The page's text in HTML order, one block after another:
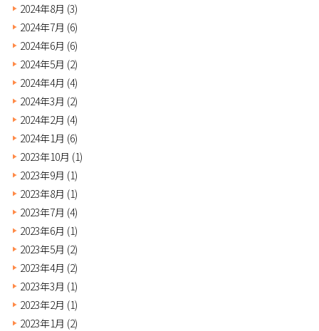
2024年8月 (3)
2024年7月 (6)
2024年6月 (6)
2024年5月 (2)
2024年4月 (4)
2024年3月 (2)
2024年2月 (4)
2024年1月 (6)
2023年10月 (1)
2023年9月 (1)
2023年8月 (1)
2023年7月 (4)
2023年6月 (1)
2023年5月 (2)
2023年4月 (2)
2023年3月 (1)
2023年2月 (1)
2023年1月 (2)